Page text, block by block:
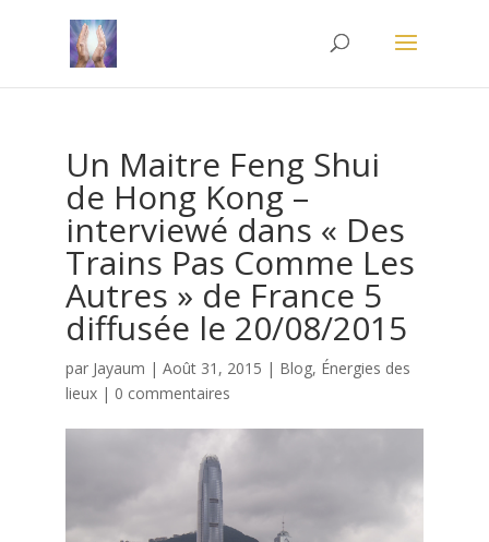
Un Maitre Feng Shui
de Hong Kong –
interviewé dans « Des
Trains Pas Comme Les
Autres » de France 5
diffusée le 20/08/2015
par Jayaum | Août 31, 2015 | Blog, Énergies des
lieux| 0 commentaires